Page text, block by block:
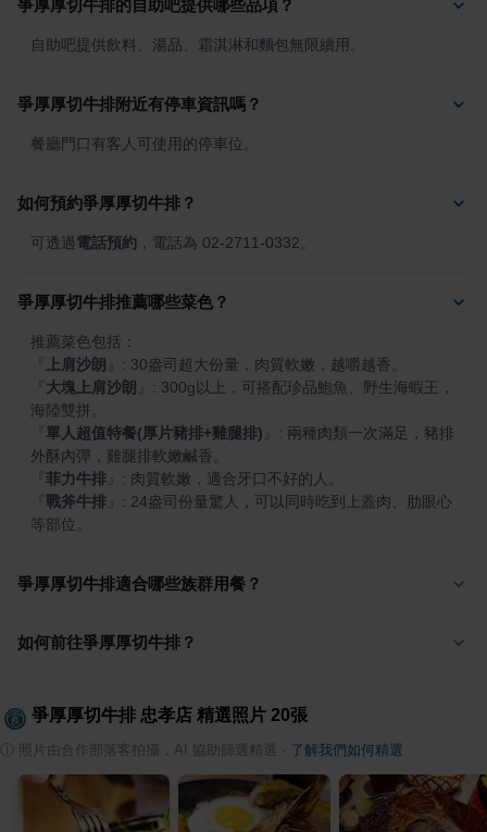
爭厚厚切牛排的自助吧提供哪些品項？
自助吧提供飲料、湯品、霜淇淋和麵包無限續用。
爭厚厚切牛排附近有停車資訊嗎？
餐廳門口有客人可使用的停車位。
如何預約爭厚厚切牛排？
可透過電話預約 ，電話為 02-2711-0332。
爭厚厚切牛排推薦哪些菜色？
上肩沙朗
大塊上肩沙朗
: 300g以上，可搭配珍品鮑魚、野生海蝦王，
單人超值特餐(厚片豬排+雞腿排)
: 兩種肉類一次滿足，豬排
菲力牛排
戰斧牛排
: 24盎司份量驚人，可以同時吃到上蓋肉、肋眼心
等部位。
爭厚厚切牛排適合哪些族群用餐？
如何前往爭厚厚切牛排？
爭厚厚切牛排 忠孝店 精選照片 20張
照片由合作部落客拍攝，AI 協助篩選精選 了解我們如何精選